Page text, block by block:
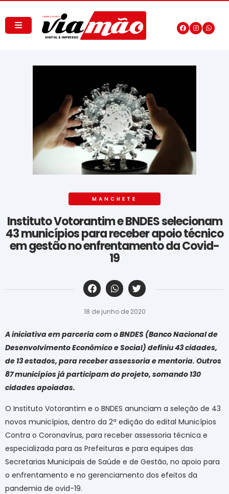
MANCHETE
Instituto Votorantim e BNDES selecionam
43 municípios para receber apoio técnico
em gestão no enfrentamento da Covid-
19
‎ ‎ ‎ ‎ ‎ ‎ ‎ ‎ ‎ ‎ ‎ ‎ ‎ ‎ ‎ ‎ ‎ ‎ ‎ ‎ ‎ ‎ ‎ ‎ ‎ ‎ ‎ ‎ ‎ ‎ ‎
18 de junho de 2020
A iniciativa em parceria com o BNDES (Banco Nacional de
Desenvolvimento Econômico e Social) definiu 43 cidades,
de 13 estados, para receber assessoria e mentoria. Outros
87 municípios já participam do projeto, somando 130
cidades apoiadas.
O Instituto Votorantim e o BNDES anunciam a seleção de 43
novos municípios, dentro da 2ª edição do edital Municípios
Contra o Coronavírus, para receber assessoria técnica e
especializada para as Prefeituras e para equipes das
Secretarias Municipais de Saúde e de Gestão, no apoio para
o enfrentamento e no gerenciamento dos efeitos da
pandemia de ovid-19.